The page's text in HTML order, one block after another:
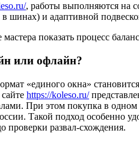
, работы выполняются на
шинах) и адаптивной
показать процесс
или офлайн?
«единого окна»
https://koleso.ru/
При этом покупка в
Такой подход особенно
проверки развал-схождения.